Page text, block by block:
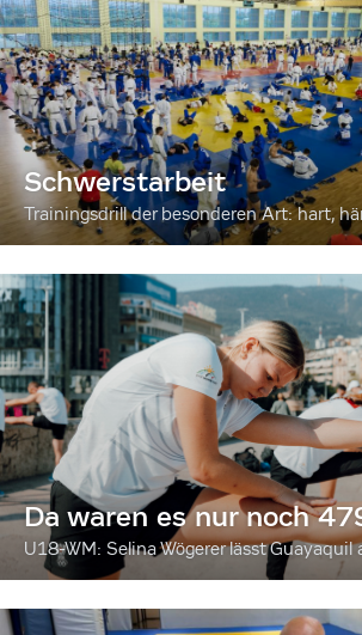
Schwerstarbeit
Trainingsdrill der besonderen Art: hart,
Da waren es nur noch
U18-WM: Selina Wögerer lässt Guayaquil